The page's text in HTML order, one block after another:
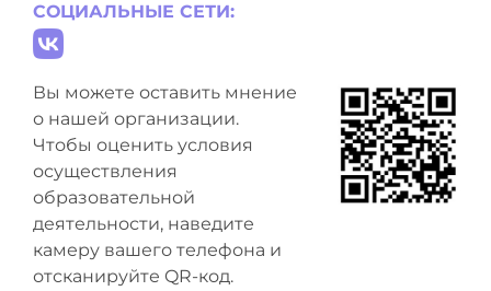
СОЦИАЛЬНЫЕ СЕТИ:
Вы можете оставить мнение
о нашей организации.
Чтобы оценить условия
осуществления
образовательной
деятельности, наведите
камеру вашего телефона и
отсканируйте QR-код.